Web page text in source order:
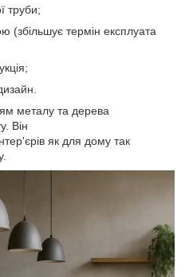
труби;
(збільшує термін експлуата
металу та дерева
Він
як для дому так